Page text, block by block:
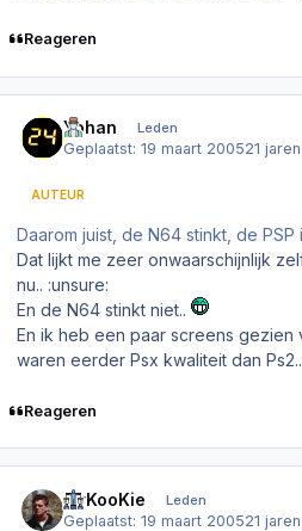
Reageren
Yohan Leden
Geplaatst:19 maart 200521 jaren
AUTEUR
Daarom juist, de N64 stinkt, de PSP
Dat lijkt me zeer onwaarschijnlijk
nu.. :unsure:
En de N64 stinkt niet..
En ik heb een paar screens gezien
waren eerder Psx kwaliteit dan
Reageren
MrKooKie Leden
Geplaatst:19 maart 200521 jaren